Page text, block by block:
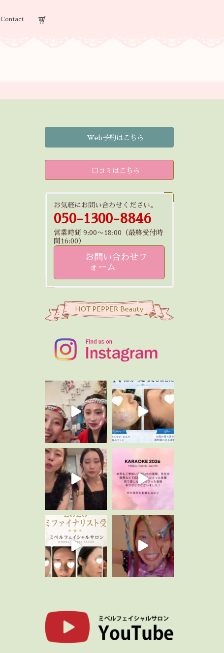
Contact
Web予約はこちら
口コミはこちら
お気軽にお問い合わせください。
050-1300-8846
営業時間 9:00〜18:00（最終受付時
間16:00）
お問い合わせフ
ォーム